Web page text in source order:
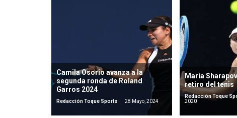
Camila Osorio avanza a la
segunda ronda de Roland
Garros 2024
Redacción Toque Sports 28 Mayo, 2024
María
retiro del tenis
Redacción Toque
2020